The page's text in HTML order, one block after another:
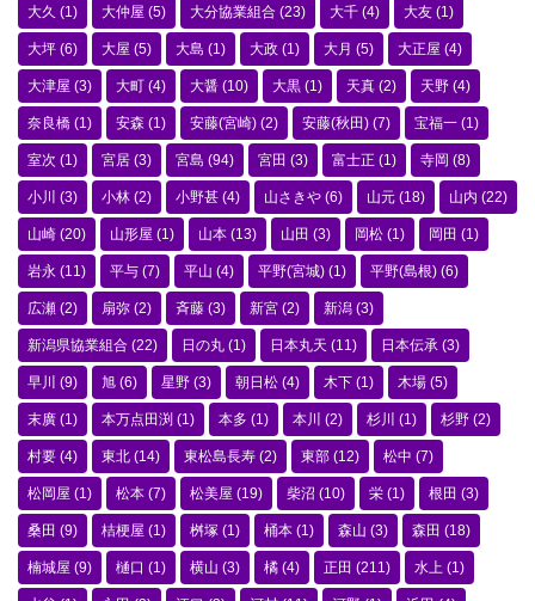
大久 (1) 大仲屋 (5) 大分協業組合 (23) 大千 (4) 大友 (1)
大坪 (6) 大屋 (5) 大島 (1) 大政 (1) 大月 (5) 大正屋 (4)
大津屋 (3) 大町 (4) 大醤 (10) 大黒 (1) 天真 (2) 天野 (4)
奈良橋 (1) 安森 (1) 安藤(宮崎) (2) 安藤(秋田) (7) 宝福一 (1)
室次 (1) 宮居 (3) 宮島 (94) 宮田 (3) 富士正 (1) 寺岡 (8)
小川 (3) 小林 (2) 小野甚 (4) 山さきや (6) 山元 (18) 山内 (22)
山崎 (20) 山形屋 (1) 山本 (13) 山田 (3) 岡松 (1) 岡田 (1)
岩永 (11) 平与 (7) 平山 (4) 平野(宮城) (1) 平野(島根) (6)
広瀬 (2) 扇弥 (2) 斉藤 (3) 新宮 (2) 新潟 (3)
新潟県協業組合 (22) 日の丸 (1) 日本丸天 (11) 日本伝承 (3)
早川 (9) 旭 (6) 星野 (3) 朝日松 (4) 木下 (1) 木場 (5)
末廣 (1) 本万点田渕 (1) 本多 (1) 本川 (2) 杉川 (1) 杉野 (2)
村要 (4) 東北 (14) 東松島長寿 (2) 東部 (12) 松中 (7)
松岡屋 (1) 松本 (7) 松美屋 (19) 柴沼 (10) 栄 (1) 根田 (3)
桑田 (9) 桔梗屋 (1) 桝塚 (1) 桶本 (1) 森山 (3) 森田 (18)
楠城屋 (9) 樋口 (1) 横山 (3) 橘 (4) 正田 (211) 水上 (1)